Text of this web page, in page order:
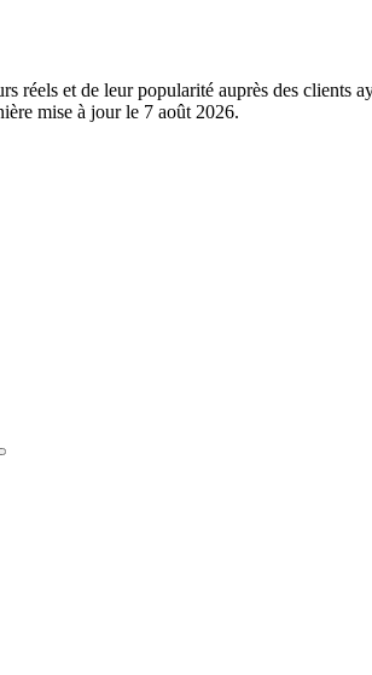
réels et de leur popularité auprès des
mise à jour le 7 août 2026.